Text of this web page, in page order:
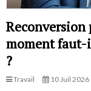
Reconversion
moment faut-
?
Travail 10 Juil 2026